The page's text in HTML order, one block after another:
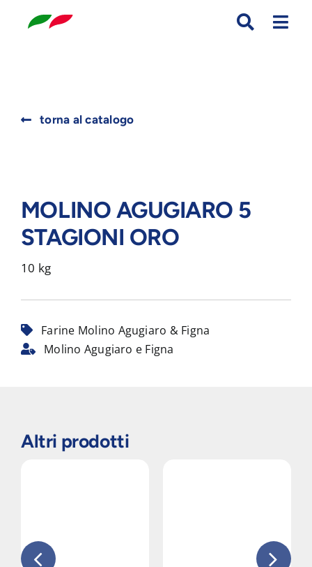
torna al catalogo
MOLINO AGUGIARO 5
STAGIONI ORO
10 kg
Farine Molino Agugiaro & Figna
Molino Agugiaro e Figna
Altri prodotti
for: